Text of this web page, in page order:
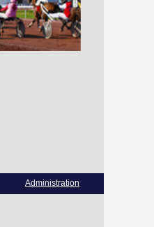
Administration